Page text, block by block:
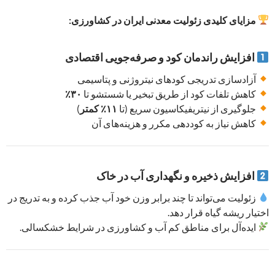
مزایای کلیدی زئولیت معدنی ایران در کشاورزی:
افزایش راندمان کود و صرفه‌جویی اقتصادی
آزادسازی تدریجی کودهای نیتروژنی و پتاسیمی
کاهش تلفات کود از طریق تبخیر یا شستشو تا ۳۰٪
جلوگیری از نیتریفیکاسیون سریع (تا ۱۱٪ کمتر
)
کاهش نیاز به کوددهی مکرر و هزینه‌های آن
افزایش ذخیره و نگهداری آب در خاک
زئولیت می‌تواند تا چند برابر وزن خود آب جذب کرده و به تدریج در
اختیار ریشه گیاه قرار دهد.
ایده‌آل برای مناطق کم آب و کشاورزی در شرایط خشکسالی.